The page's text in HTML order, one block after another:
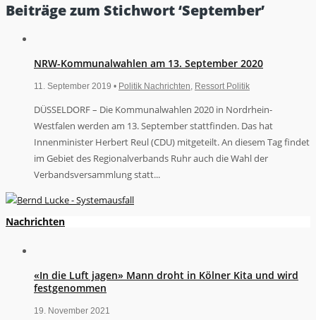
Beiträge zum Stichwort ‘September’
NRW-Kommunalwahlen am 13. September 2020
11. September 2019 • Politik Nachrichten Ressort Politik
DÜSSELDORF – Die Kommunalwahlen 2020 in Nordrhein-
Westfalen werden am 13. September stattfinden. Das hat
Innenminister Herbert Reul (CDU) mitgeteilt. An diesem Tag findet
im Gebiet des Regionalverbands Ruhr auch die Wahl der
Verbandsversammlung statt...
Nachrichten
«In die Luft jagen» Mann droht in Kölner Kita und wird
festgenommen
19. November 2021